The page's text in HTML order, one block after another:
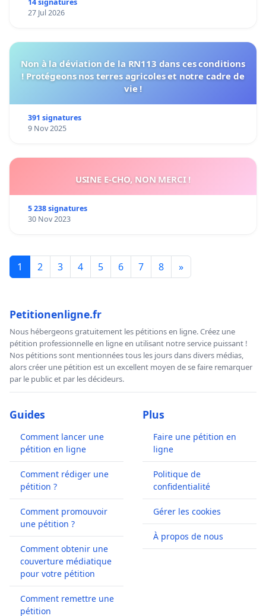
14 signatures
27 Jul 2026
Non à la déviation de la RN113 dans ces conditions
! Protégeons nos terres agricoles et notre cadre de
vie !
391 signatures
9 Nov 2025
USINE E-CHO, NON MERCI !
5 238 signatures
30 Nov 2023
1 2 3 4 5 6 7 8 »
Petitionenligne.fr
Nous hébergeons gratuitement les pétitions en ligne. Créez une
pétition professionnelle en ligne en utilisant notre service puissant !
Nos pétitions sont mentionnées tous les jours dans divers médias,
alors créer une pétition est un excellent moyen de se faire remarquer
par le public et par les décideurs.
Guides
Comment lancer une
pétition en ligne
Comment rédiger une
pétition ?
Comment promouvoir
une pétition ?
Comment obtenir une
couverture médiatique
pour votre pétition
Comment remettre une
pétition
Plus
Faire une pétition en
ligne
Politique de
confidentialité
Gérer les cookies
À propos de nous